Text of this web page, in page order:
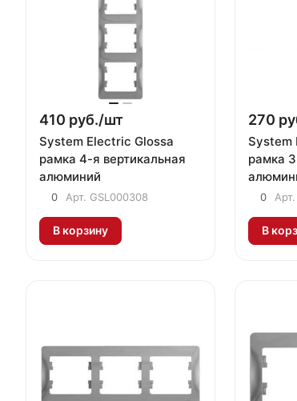
410 руб./шт
System Electric Glossa
рамка 4-я вертикальная
алюминий
0 Арт. GSL000308
В корзину
270
System
рамка
0 Арт.
В